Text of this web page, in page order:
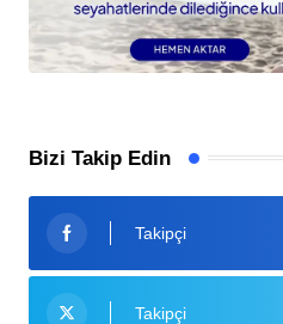
Bizi Takip Edin
Takipçi
Takipçi